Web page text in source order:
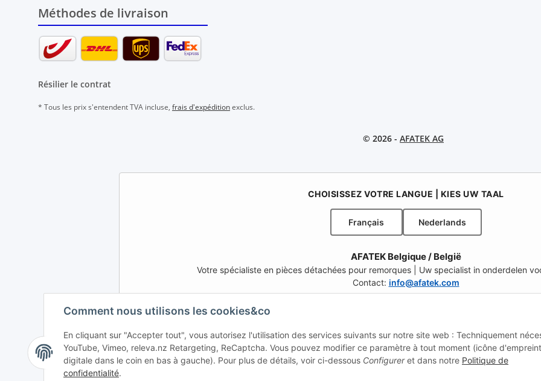
Comment nous utilisons les cookies&co
En cliquant sur "Accepter tout", vous autorisez l'utilisation des services suivants sur notre site web : Techniquement
YouTube, Vimeo, releva.nz Retargeting, ReCaptcha. Vous pouvez modifier ce paramètre à tout moment (icône
digitale dans le coin en bas à gauche). Pour plus de détails, voir ci-dessous Configureret dans notre Politique de
confidentialité.
Méthodes de livraison
Résilier le contrat
* Tous les prix s'entendent TVA incluse, frais d'expéditionexclus.
© 2026 - AFATEK AG
CHOISISSEZ VOTRE LANGUE | KIES UW TAAL
Français Nederlands
AFATEK Belgique / België
Votre spécialiste en pièces détachées pour remorques | Uw specialist in onderdelen
Contact: info@afatek.com
AFATEK INTERNATIONAL – SELECT REGION & LANGUAGE | CHOISIR LA RÉGION ET LA LANGUE |
DE AT CH (DE) CH (FR) CH (IT) BE (NL) BE (FR) NL
DK PL UK NZ USA MX PT SE